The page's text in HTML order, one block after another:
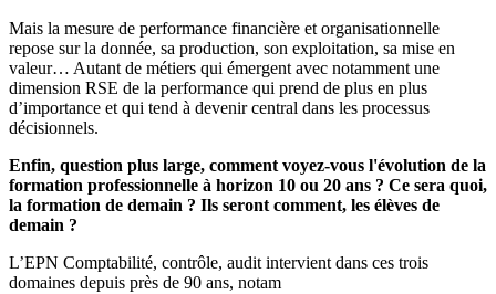
Mais la mesure de performance financière et organisationnelle
repose sur la donnée, sa production, son exploitation, sa mise en
valeur… Autant de métiers qui émergent avec notamment une
dimension RSE de la performance qui prend de plus en plus
d’importance et qui tend à devenir central dans les processus
décisionnels.
Enfin, question plus large, comment voyez-vous l'évolution de la
formation professionnelle à horizon 10 ou 20 ans ? Ce sera quoi,
la formation de demain ? Ils seront comment, les élèves de
demain ?
L’EPN Comptabilité, contrôle, audit intervient dans ces trois
domaines depuis près de 90 ans, notam